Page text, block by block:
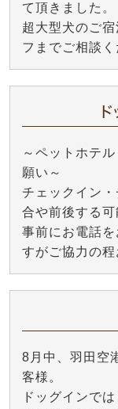
て頂きました。
超大型犬のご
フまでご相談く
～ペットホテ
願い～
チェックイン
合や前後する
事前にお電話
すがご協力の程
8月中、羽田空
客様。
ドッグインで